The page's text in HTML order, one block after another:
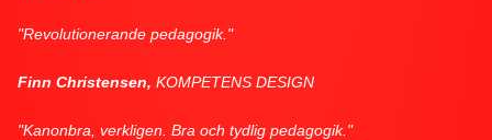
"Revolutionerande pedagogik."
Finn Christensen, KOMPETENS DESIGN
"Kanonbra, verkligen. Bra och tydlig pedagogik."